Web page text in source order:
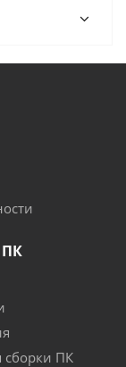
сборки ПК